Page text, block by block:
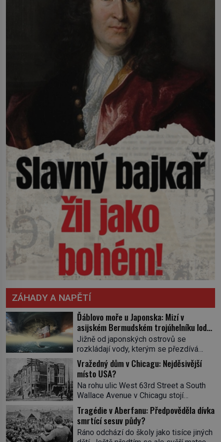
ZÁHADY A NAPĚTÍ
Ďáblovo moře u Japonska: Mizí v
asijském Bermudském trojúhelníku lodě
ve spárech neznámé síly?
Jižně od japonských ostrovů se
rozkládají vody, kterým se přezdívá
Ďáblovo moře. Vypráví se o lodích
mizejících beze stopy, podivných
světlech, zrádných proudech i mořských
dracích, kteří měli tyto končiny střežit už
v dávných legendách. Je tichomořský
Dračí trojúhelník skutečně prokletým
místem, nebo se zde jen nebezpečná
příroda proměnila v jednu z
nejpůsobivějších námořních záhad? […]
Vražedný dům v Chicagu: Nejděsivější
místo USA?
Na rohu ulic West 63rd Street a South
Wallace Avenue v Chicagu stojí
nenápadná pošta. Nemá žádný speciální
nápis ani pamětní desku. A přesto prý
místní zaměstnanci neradi chodí do
sklepa. Právě tady totiž sídlil sériový
Tragédie v Aberfanu: Předpověděla dívka
smrtící sesuv půdy?
Ráno odchází do školy jako tisíce jiných